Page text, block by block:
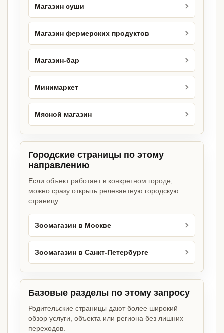
Магазин суши
Магазин фермерских продуктов
Магазин-бар
Минимаркет
Мясной магазин
Городские страницы по этому
направлению
Если объект работает в конкретном городе,
можно сразу открыть релевантную городскую
страницу.
Зоомагазин в Москве
Зоомагазин в Санкт-Петербурге
Базовые разделы по этому запросу
Родительские страницы дают более широкий
обзор услуги, объекта или региона без лишних
переходов.